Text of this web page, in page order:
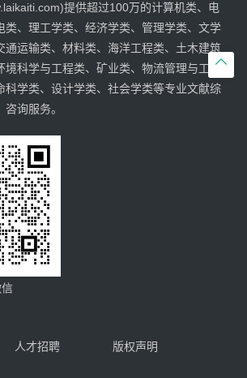

提供超过100万的计算机类、电
类、理工学类、经济学类、管理学类、文学
通运输类、材料类、海洋工程类、土木建筑
境科学与工程类、矿业类、物流管理与工程
科学类、设计学类、社会学类等专业文献综
询服务。
人才招聘
版权声明